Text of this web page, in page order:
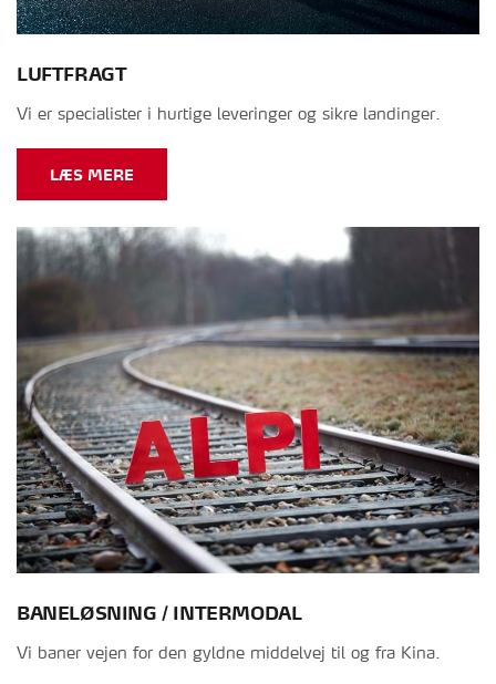
LUFTFRAGT
Vi er specialister i hurtige leveringer og sikre landinger.
LÆS MERE
BANELØSNING / INTERMODAL
Vi baner vejen for den gyldne middelvej til og fra Kina.